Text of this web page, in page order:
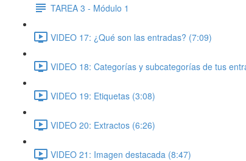
TAREA 3 - Módulo 1
VIDEO 17: ¿Qué son las entradas? (7:09)
VIDEO 18: Categorías y subcategorías de tus
VIDEO 19: Etiquetas (3:08)
VIDEO 20: Extractos (6:26)
VIDEO 21: Imagen destacada (8:47)